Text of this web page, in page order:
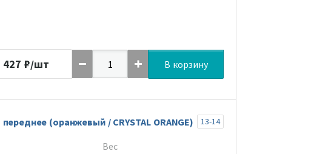
427 ₽/шт В корзину
(оранжевый / CRYSTAL ORANGE) 13-14
Вес